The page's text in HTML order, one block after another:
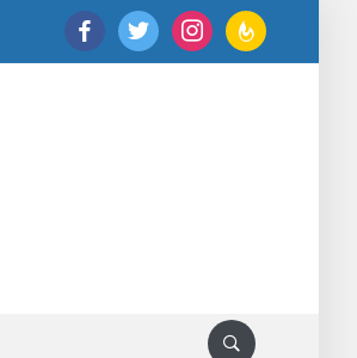
facebooktwitter instagramfeedburner